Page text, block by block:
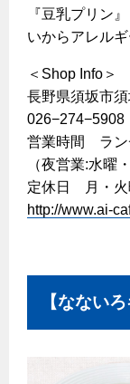
『豆乳プリン
いからアレル
＜Shop Info＞
長野県須坂市
026−274−5908
営業時間 ラン
（夜営業:水曜
定休日 月・火
http://www.ai-
【なない